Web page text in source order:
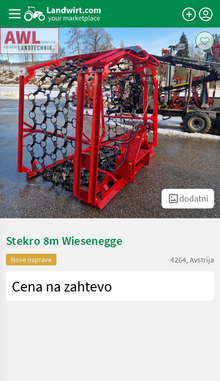
dodatni
Stekro 8m Wiesenegge
Nove naprave 4264, Avstrija
Cena na zahtevo